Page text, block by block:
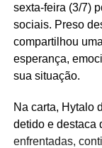
sexta-feira (3/7)
sociais. Preso
compartilhou
esperança,
sua situação.
Na carta, Hytalo
detido e destaca
enfrentadas,